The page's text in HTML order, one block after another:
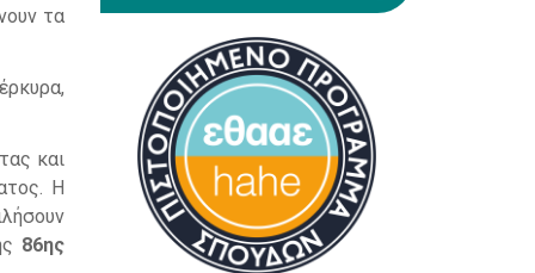
τα
και
Η
86ης